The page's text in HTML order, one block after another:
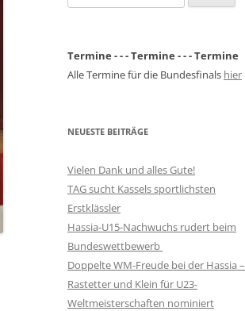
nach:
Termine - - - Termine - - - Termine
Alle Termine für die Bundesfinals hier
NEUESTE BEITRÄGE
Vielen Dank und alles Gute!
TAG sucht Kassels sportlichsten
Erstklässler
Hassia-U15-Nachwuchs rudert beim
Bundeswettbewerb
Doppelte WM-Freude bei der Hassia –
Rastetter und Klein für U23-
Weltmeisterschaften nominiert